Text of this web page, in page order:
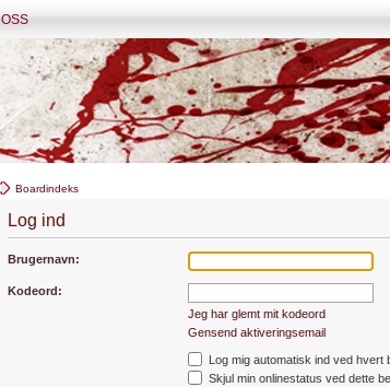
OSS
Boardindeks
Log ind
Brugernavn:
Kodeord:
Jeg har glemt mit kodeord
Gensend aktiveringsemail
Log mig automatisk ind ved hvert
Skjul min onlinestatus ved dette